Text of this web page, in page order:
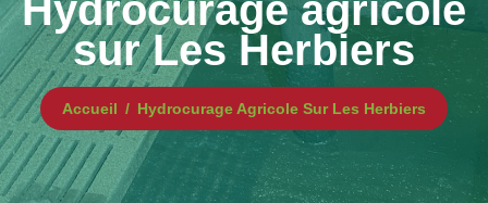
sur Les Herbiers
Accueil Hydrocurage Agricole Sur Les Herbiers